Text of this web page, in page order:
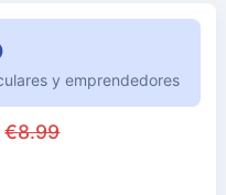
y emprendedores
€8.99